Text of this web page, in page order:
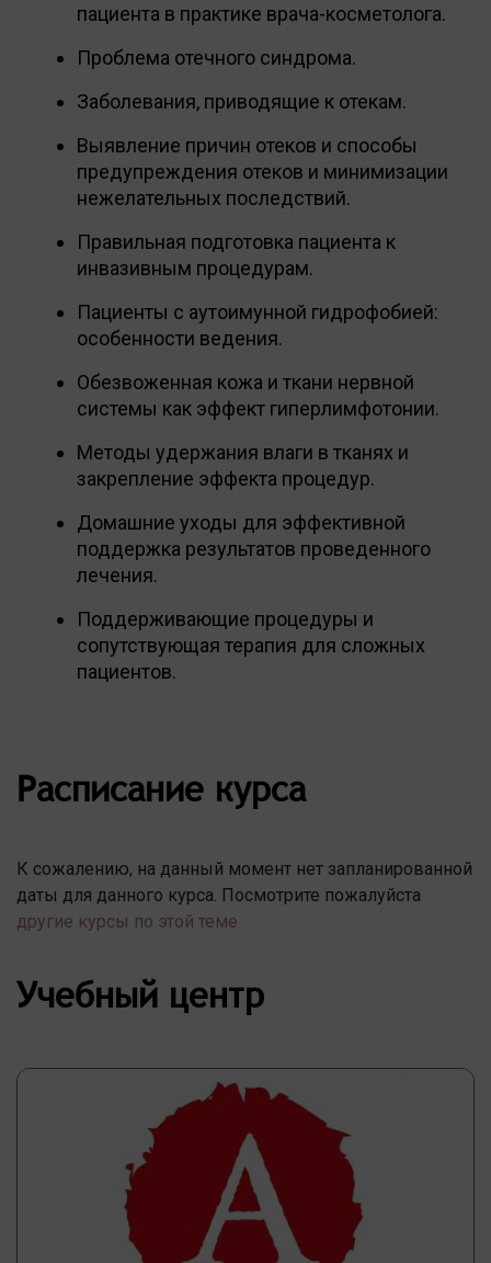
пациента в практике врача-косметолога.
Проблема отечного синдрома.
Заболевания, приводящие к отекам.
Выявление причин отеков и способы
предупреждения отеков и минимизации
нежелательных последствий.
Правильная подготовка пациента к
инвазивным процедурам.
Пациенты с аутоимунной гидрофобией:
особенности ведения.
Обезвоженная кожа и ткани нервной
системы как эффект гиперлимфотонии.
Методы удержания влаги в тканях и
закрепление эффекта процедур.
Домашние уходы для эффективной
поддержка результатов проведенного
лечения.
Поддерживающие процедуры и
сопутствующая терапия для сложных
пациентов.
Расписание курса
К сожалению, на данный момент нет запланированной
даты для данного курса. Посмотрите пожалуйста
другие курсы по этой теме
Учебный центр